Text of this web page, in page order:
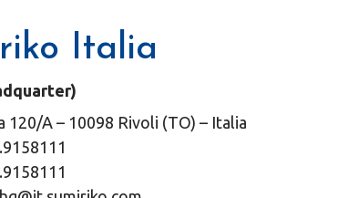
Italia
120/A – 10098 Rivoli (TO) – Italia